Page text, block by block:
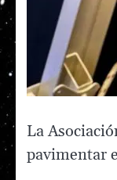
La
pavimentar